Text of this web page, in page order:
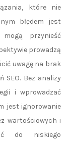
które nie
błędem jest
przynieść
prowadzą
uwagę na brak
SEO. Bez analizy
i wprowadzać
jest ignorowanie
wartościowych i
do niskiego